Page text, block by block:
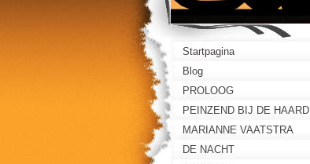
Startpagina
Blog
PROLOOG
PEINZEND BIJ DE HAARD
MARIANNE VAATSTRA
DE NACHT